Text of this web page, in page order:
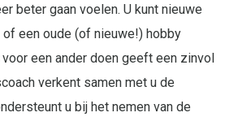
beter gaan voelen. U kunt nieuwe
een oude (of nieuwe!) hobby
een ander doen geeft een zinvol
verkent samen met u de
u bij het nemen van de